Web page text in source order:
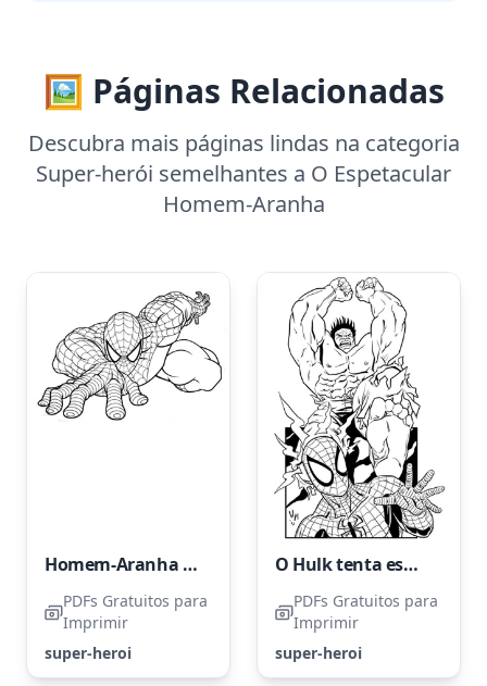
🖼️ Páginas Relacionadas
Descubra mais páginas lindas na categoria
Super-herói semelhantes a O Espetacular
Homem-Aranha
Homem-Aranha está te observando
PDFs Gratuitos para
Imprimir
super-heroi
O Hulk tenta esmagar uma aranha.
PDFs Gratuitos para
Imprimir
super-heroi